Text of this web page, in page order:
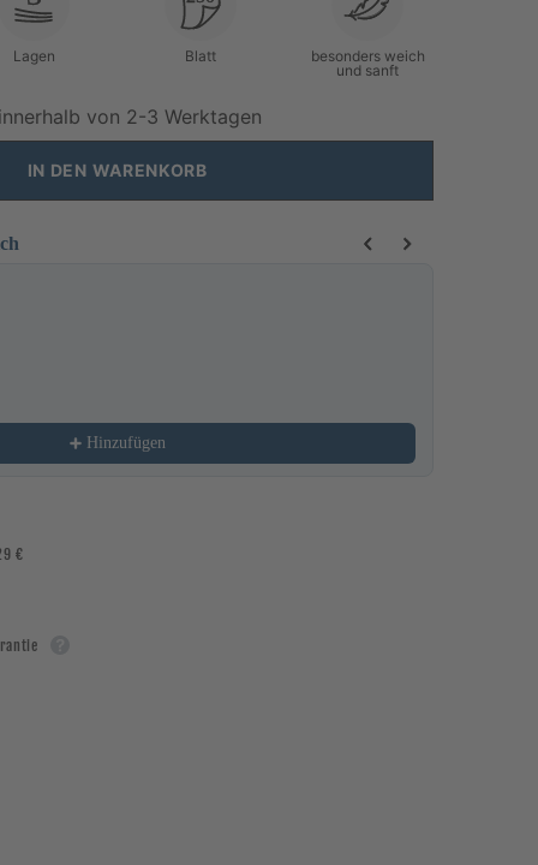
Lagen Blatt
besonders weich
und sanft
von 2-3 Werktagen
IN DEN WARENKORB
Hinzufügen
€